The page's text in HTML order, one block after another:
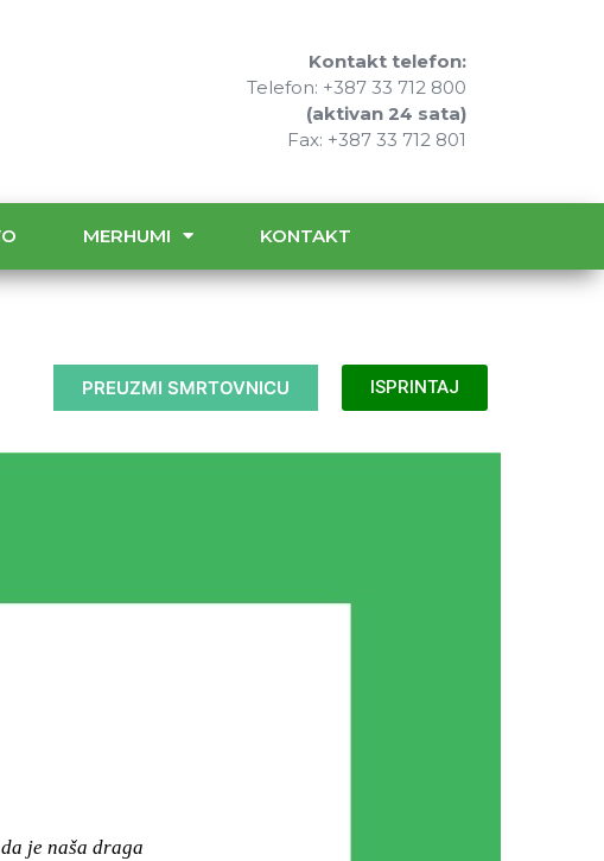
Kontakt telefon:
Telefon: +387 33 712 800
(aktivan 24 sata)
Fax: +387 33 712 801
MERHUMI KONTAKT
PREUZMI SMRTOVNICU ISPRINTAJ
je naša draga